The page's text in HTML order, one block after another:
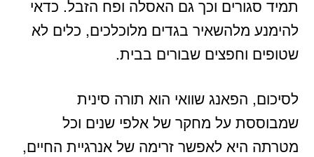
תמיד סגורים וכך גם האסלה ופח הזבל. כדאי
להימנע מלהשאיר בגדים מלוכלכים, כלים לא
שטופים וחפצים שבורים בבית.
לסיכום, הפאנג שוואי הוא תורה סינית
שמבוססת על מחקר של אלפי שנים וכל
מטרתה היא לאפשר זרימה של אנרגיית החיים,